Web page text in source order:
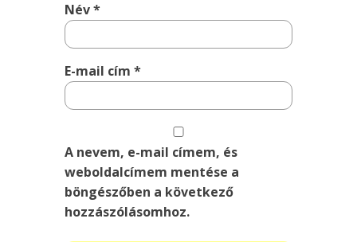
Név*
E-mail cím*
A nevem, e-mail címem, és
weboldalcímem mentése a
böngészőben a következő
hozzászólásomhoz.